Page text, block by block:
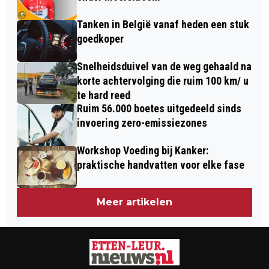
Tanken in België vanaf heden een stuk
goedkoper
Snelheidsduivel van de weg gehaald na
korte achtervolging die ruim 100 km/ u
te hard reed
Ruim 56.000 boetes uitgedeeld sinds
invoering zero-emissiezones
Workshop Voeding bij Kanker:
praktische handvatten voor elke fase
Meer artikelen